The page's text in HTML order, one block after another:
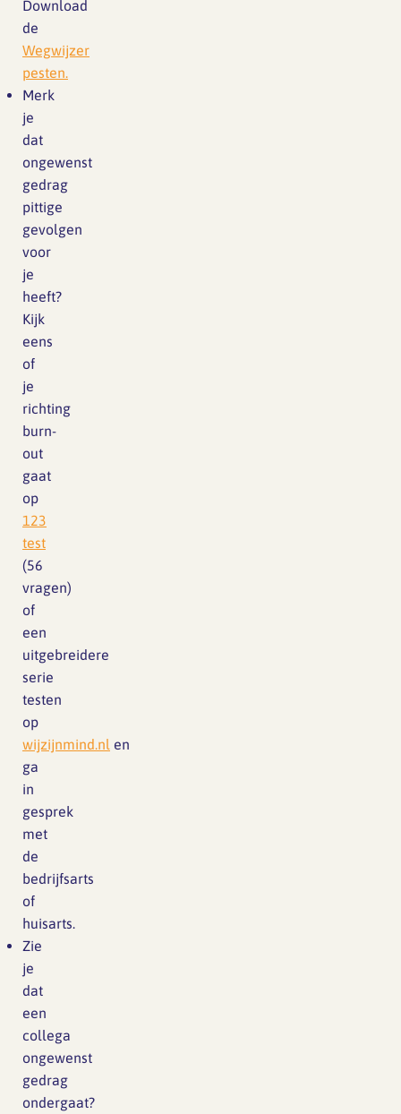
Download
de
Wegwijzer
pesten.
Merk
je
dat
ongewenst
gedrag
pittige
gevolgen
voor
je
heeft?
Kijk
eens
of
je
richting
burn-
out
gaat
op
123
test
(56
vragen)
of
een
uitgebreidere
serie
testen
op
wijzijnmind.nl en
ga
in
gesprek
met
de
bedrijfsarts
of
huisarts.
Zie
je
dat
een
collega
ongewenst
gedrag
ondergaat?